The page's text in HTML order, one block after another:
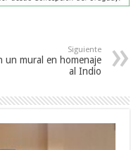
Siguiente
un mural en homenaje
al Indio